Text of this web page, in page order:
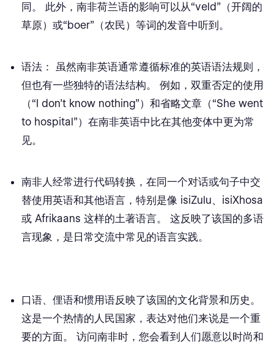
同。 此外，南非荷兰语的影响可以从“veld”（开阔的
草原）或“boer”（农民）等词的发音中听到。
语法 ： 虽然南非英语通常遵循标准的英语语法规则，
但也有一些独特的语法结构。 例如，双重否定的使用
（“I don't know nothing”）和省略文章（“She went
to hospital”）在南非英语中比在其他变体中更为常
见。
南非人经常进行代码转换 ，在同一个对话或句子中交
替使用英语和其他语言，特别是像 isiZulu、isiXhosa
或 Afrikaans 这样的土著语言。 这反映了该国的多语
言现象，是日常交流中常见的语言实践。
口语、俚语和惯用语反映了该国的文化背景和历史。
这是一个热情的人民国家，表达对他们来说是一个重
要的方面。 访问南非时，您会看到人们愿意以时尚和